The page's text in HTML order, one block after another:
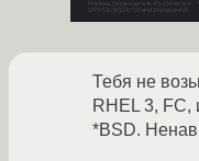
Тебя не
RHEL 3, FC,
*BSD.